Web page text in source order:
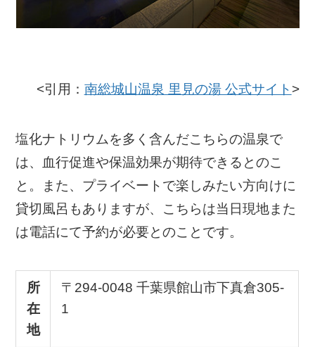
<引用： 南総城山温泉 里見の湯 公式サイト >
塩化ナトリウムを多く含んだこちらの温泉で
は、血行促進や保温効果が期待できるとのこ
と。また、プライベートで楽しみたい方向けに
貸切風呂もありますが、こちらは当日現地また
は電話にて予約が必要とのことです。
所
在
地
〒294-0048 千葉県館山市下真倉305-
1